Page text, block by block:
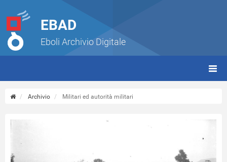
EBAD
Eboli Archivio Digitale
Archivio Militari ed autorità militari